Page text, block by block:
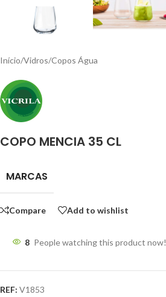
Início/Vidros/Copos Água
COPO MENCIA 35 CL
MARCAS
Compare Add to wishlist
8 People watching this product now!
REF: V1853